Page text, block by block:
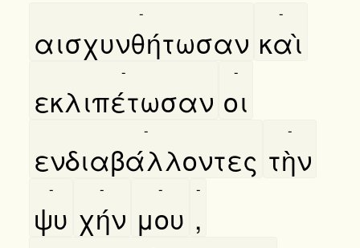
αισχυνθήτωσαν
-
καὶ
-
εκλιπέτωσαν
-
οι
-
ενδιαβάλλοντες
-
τὴν
-
ψυ
-
χήν
-
μου
-
,
-